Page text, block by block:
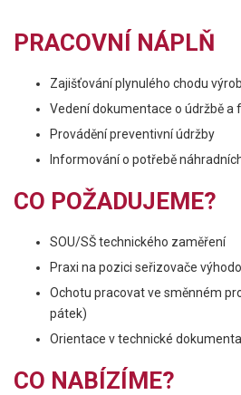
PRACOVNÍ NÁPLŇ
Zajišťování plynulého chodu
Vedení dokumentace o údržbě a
Provádění preventivní údržby
Informování o potřebě
CO POŽADUJEME?
SOU/SŠ technického zaměření
Praxi na pozici seřizovače
Ochotu pracovat ve směnném
pátek)
Orientace v technické
CO NABÍZÍME?